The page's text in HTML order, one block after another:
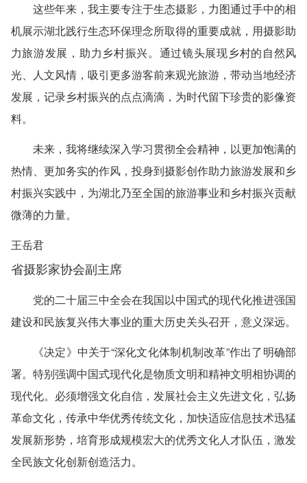
这些年来，我主要专注于生态摄影，力图通过手中的相
机展示湖北践行生态环保理念所取得的重要成就，用摄影助
力旅游发展，助力乡村振兴。通过镜头展现乡村的自然风
光、人文风情，吸引更多游客前来观光旅游，带动当地经济
发展，记录乡村振兴的点点滴滴，为时代留下珍贵的影像资
料。
未来，我将继续深入学习贯彻全会精神，以更加饱满的
热情、更加务实的作风，投身到摄影创作助力旅游发展和乡
村振兴实践中，为湖北乃至全国的旅游事业和乡村振兴贡献
微薄的力量。
王岳君
省摄影家协会副主席
党的二十届三中全会在我国以中国式的现代化推进强国
建设和民族复兴伟大事业的重大历史关头召开，意义深远。
《决定》中关于“深化文化体制机制改革”作出了明确部
署。特别强调中国式现代化是物质文明和精神文明相协调的
现代化。必须增强文化自信，发展社会主义先进文化，弘扬
革命文化，传承中华优秀传统文化，加快适应信息技术迅猛
发展新形势，培育形成规模宏大的优秀文化人才队伍，激发
全民族文化创新创造活力。